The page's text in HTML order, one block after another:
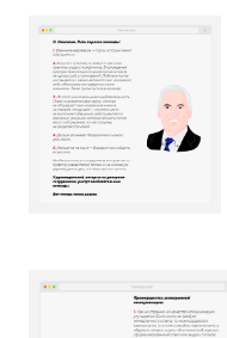
Рад отпустить
пока не
научится
Света по жизни —
и массовик-
неформального